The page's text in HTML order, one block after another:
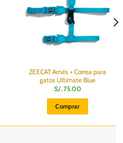
ZEECAT Arnés + Correa para
gatos Ultimate Blue
S/.75.00
Comprar